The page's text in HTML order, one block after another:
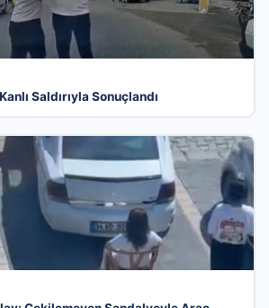
Saldırıyla Sonuçlandı